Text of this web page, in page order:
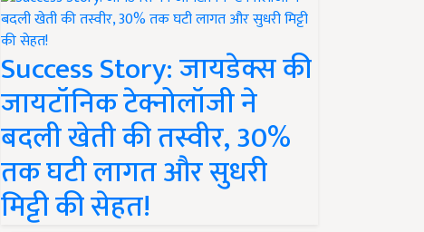
Success Story: जायडेक्स की
जायटॉनिक टेक्नोलॉजी ने
बदली खेती की तस्वीर, 30%
तक घटी लागत और सुधरी
मिट्टी की सेहत!